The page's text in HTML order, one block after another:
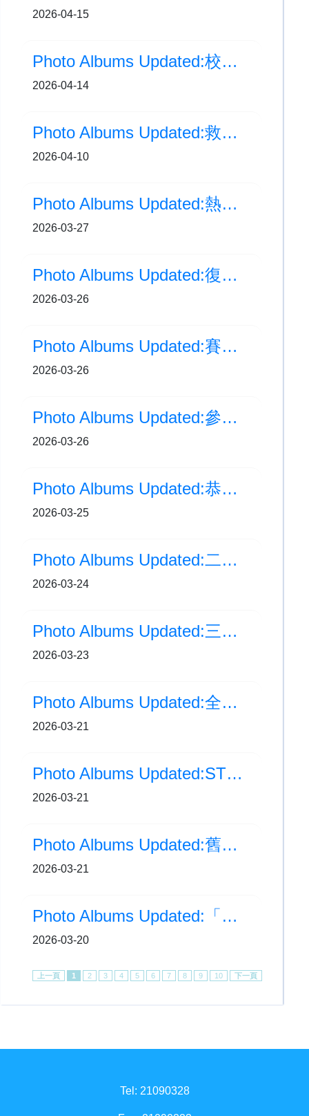
2026-04-15
Photo Albums Updated:校園保育土沉香(培訓三：植物標本製作)
2026-04-14
Photo Albums Updated:救世軍聯校主題便服日-「健康活力 Get Set Go！」
2026-04-10
Photo Albums Updated:熱烈歡迎南方科技大學附屬實驗學校蒞臨交流
2026-03-27
Photo Albums Updated:復活節崇拜
2026-03-26
Photo Albums Updated:賽馬會「傳．創」非遺教育計劃
2026-03-26
Photo Albums Updated:參觀「綠在離島」
2026-03-26
Photo Albums Updated:恭喜！本校歌詠隊勇奪佳績！
2026-03-25
Photo Albums Updated:二年級家長觀課活動
2026-03-24
Photo Albums Updated:三年級「食農」體驗之旅
2026-03-23
Photo Albums Updated:全港分區小學跳繩比賽2026
2026-03-21
Photo Albums Updated:STEAM IS FUN「童」樂日
2026-03-21
Photo Albums Updated:舊生重聚日3
2026-03-21
Photo Albums Updated:「懲教 × 滅罪 」知多D
2026-03-20
上一頁 1 2 3 4 5 6 7 8 9 10 下一頁
Tel: 21090328